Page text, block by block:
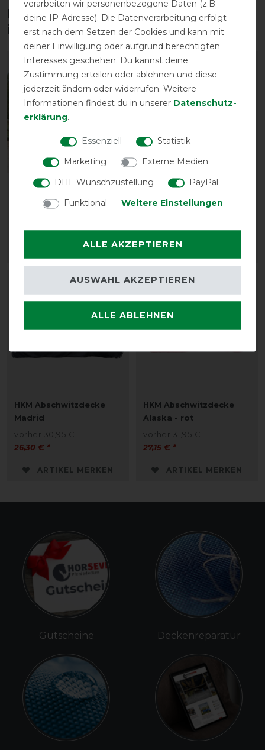
Diese Produkte könnten dich auch
interessieren
-10%
Bucas Therapy Cooler -
Navy/Orange
157,50 € *
-15%
HKM Abschwitzdecke
Madrid
26,30 € *
HKM Abschwitzdecke
Madrid
vorher 30,95 €
26,30 € *
ARTIKEL MERKEN
-15%
HKM Abschwitzdecke
Alaska - rot
vorher 31,95 €
27,15 € *
ARTIKEL MERKEN
Gutscheine Deckenreparatur
verarbeiten wir personenbezogene Daten (z.B.
deine IP-Adresse). Die Datenverarbeitung erfolgt
erst nach dem Setzen der Cookies und kann mit
deiner Einwilligung oder aufgrund berechtigten
Interesses geschehen. Du kannst deine
Zustimmung erteilen oder ablehnen und diese
jederzeit ändern oder widerrufen. Weitere
Informationen findest du in unserer Daten­schutz­
erklärung.
Essenziell
Statistik
Marketing
Externe Medien
DHL Wunschzustellung
PayPal
Funktional
Weitere Einstellungen
ALLE AKZEPTIEREN
ALLE ABLEHNEN
AUSWAHL AKZEPTIEREN